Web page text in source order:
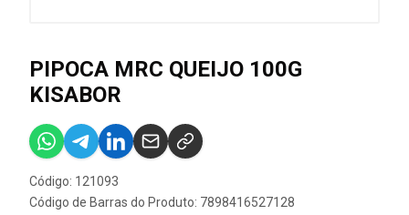
PIPOCA MRC QUEIJO 100G
KISABOR
Código: 121093
Código de Barras do Produto: 7898416527128